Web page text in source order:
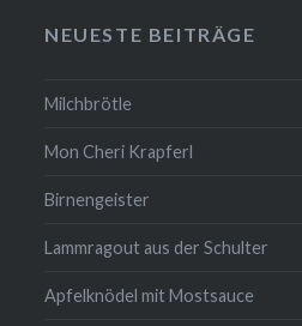
NEUESTE BEITRÄGE
Milchbrötle
Mon Cheri Krapferl
Birnengeister
Lammragout aus der Schulter
Apfelknödel mit Mostsauce